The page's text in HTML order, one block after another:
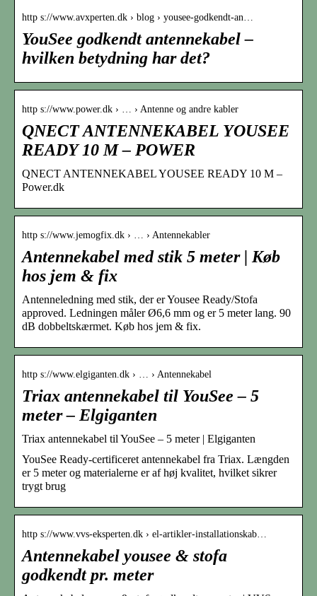
http s://www.avxperten.dk › blog › yousee-godkendt-an…
YouSee godkendt antennekabel –
hvilken betydning har det?
http s://www.power.dk › … › Antenne og andre kabler
QNECT ANTENNEKABEL YOUSEE
READY 10 M – POWER
QNECT ANTENNEKABEL YOUSEE READY 10 M –
Power.dk
http s://www.jemogfix.dk › … › Antennekabler
Antennekabel med stik 5 meter | Køb
hos jem & fix
Antenneledning med stik, der er Yousee Ready/Stofa
approved. Ledningen måler Ø6,6 mm og er 5 meter lang. 90
dB dobbeltskærmet. Køb hos jem & fix.
http s://www.elgiganten.dk › … › Antennekabel
Triax antennekabel til YouSee – 5
meter – Elgiganten
Triax antennekabel til YouSee – 5 meter | Elgiganten
YouSee Ready-certificeret antennekabel fra Triax. Længden
er 5 meter og materialerne er af høj kvalitet, hvilket sikrer
trygt brug
http s://www.vvs-eksperten.dk › el-artikler-installationskab…
Antennekabel yousee & stofa
godkendt pr. meter